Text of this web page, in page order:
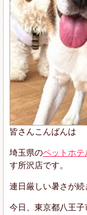
皆さんこんばんは
埼玉県のペットホテ
す所沢店です。
連日厳しい暑さが続
今日、東京都八王